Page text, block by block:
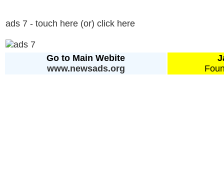
ads 7 - touch here (or) click here
Go to Main Webite
www.newsads.org